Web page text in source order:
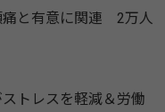
痛と有意に関連 2万人
トレスを軽減＆労働